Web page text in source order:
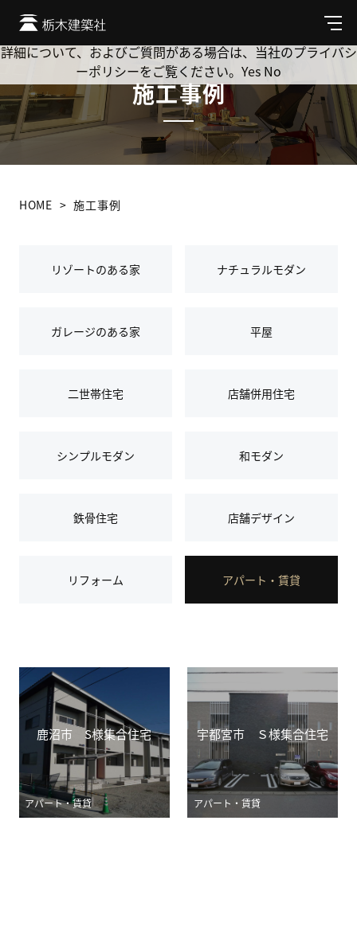
メ
ニ
ュ
施工事例
HOME 施工事例
リゾートのある家 ナチュラルモダン
ガレージのある家 平屋
二世帯住宅 店舗併用住宅
シンプルモダン 和モダン
鉄骨住宅 店舗デザイン
リフォーム アパート・賃貸
鹿沼市 S様集合住宅
アパート・賃貸
宇都宮市 Ｓ様集合住宅
アパート・賃貸
Cookie を使用して、お客様の活動を追跡してもよろしいです
か? 当社ではお客様のプライバシーを極めて重視しています。
詳細について、およびご質問がある場合は、当社のプライバシ
ーポリシーをご覧ください。 Yes No